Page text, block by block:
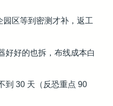
园区等到密测才补，返工
好好的也拆，布线成本白
到 30 天（反恐重点 90